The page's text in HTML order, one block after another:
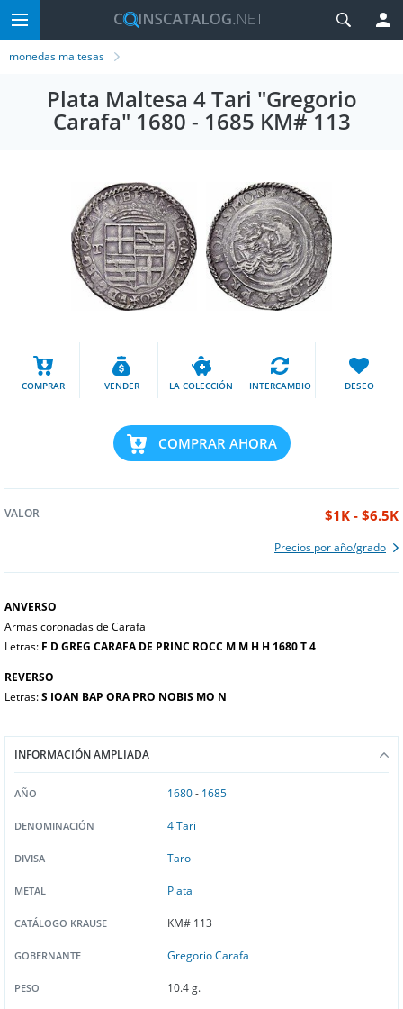
monedas maltesas
Plata Maltesa 4 Tari "Gregorio
Carafa" 1680 - 1685 KM# 113
COMPRAR VENDER LA COLECCIÓN INTERCAMBIO DESEO
COMPRAR AHORA
VALOR $1K - $6.5K
Precios por año/grado
ANVERSO
Armas coronadas de Carafa
Letras: F D GREG CARAFA DE PRINC ROCC M M H H 1680 T 4
REVERSO
Letras:S IOAN BAP ORA PRO NOBIS MO N
INFORMACIÓN AMPLIADA
AÑO 1680- 1685
DENOMINACIÓN 4 Tari
DIVISA Taro
METAL Plata
CATÁLOGO KRAUSE KM# 113
GOBERNANTE Gregorio Carafa
PESO 10.4 g.